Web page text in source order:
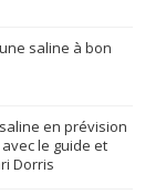
saline à bon
en prévision
le guide et
Dorris